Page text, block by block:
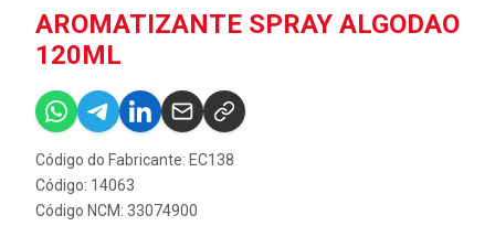
AROMATIZANTE SPRAY ALGODAO
120ML
Código do Fabricante: EC138
Código: 14063
Código NCM: 33074900